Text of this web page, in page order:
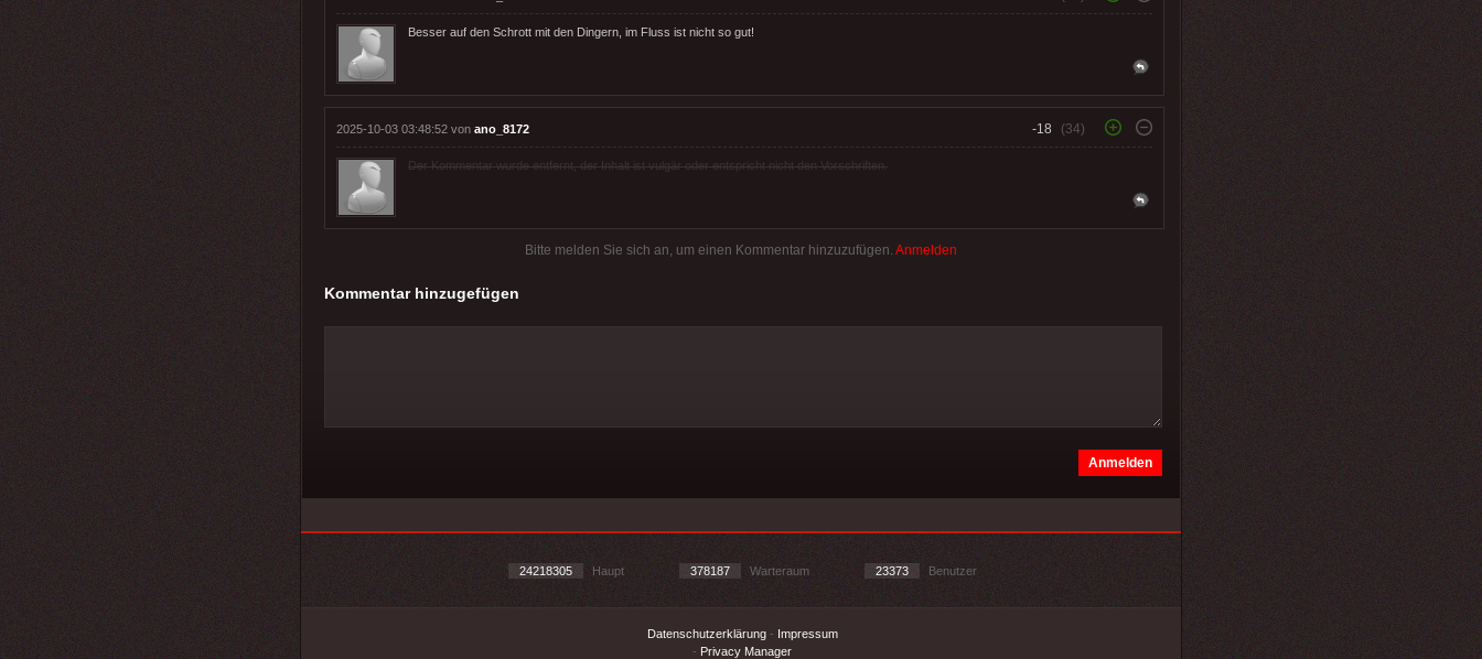
Besser auf den Schrott mit den Dingern, im Fluss ist nicht so gut!
2025-10-03 03:48:52 von ano_8172 -18 (34)
Der Kommentar wurde entfernt, der Inhalt ist vulgär oder entspricht nicht den Vorschriften.
Bitte melden Sie sich an, um einen Kommentar hinzuzufügen. Anmelden
Kommentar hinzugefügen
24218305 Haupt 378187 Warteraum 23373 Benutzer
Datenschutzerklärung- Impressum
- Privacy Manager